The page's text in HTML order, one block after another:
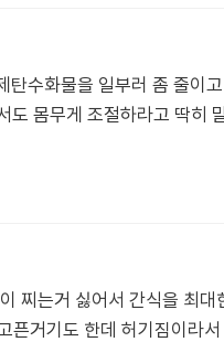
수화물을 일부러 좀 줄이
몸무게 조절하라고 딱히
찌는거 싫어서 간식을 최대
거기도 한데 허기짐이라